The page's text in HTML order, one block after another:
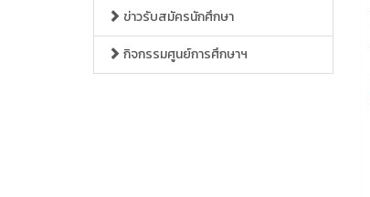
ข่าวรับสมัครนักศึกษา
กิจกรรมศูนย์การศึกษาฯ